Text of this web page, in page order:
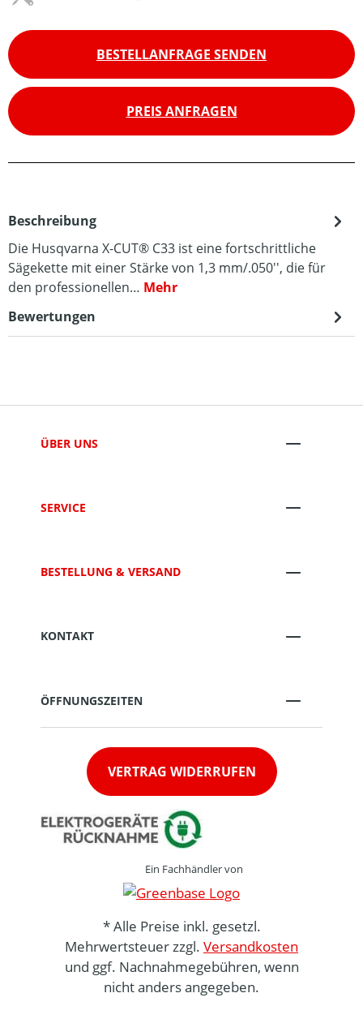
BESTELLANFRAGE SENDEN
PREIS ANFRAGEN
Beschreibung
Die Husqvarna X-CUT® C33 ist eine fortschrittliche
Sägekette mit einer Stärke von 1,3 mm/.050'', die für
den professionellen… Mehr
Bewertungen
ÜBER UNS
SERVICE
BESTELLUNG & VERSAND
KONTAKT
ÖFFNUNGSZEITEN
VERTRAG WIDERRUFEN
Ein Fachhändler von
* Alle Preise inkl. gesetzl.
Mehrwertsteuer zzgl. Versandkosten
und ggf. Nachnahmegebühren, wenn
nicht anders angegeben.